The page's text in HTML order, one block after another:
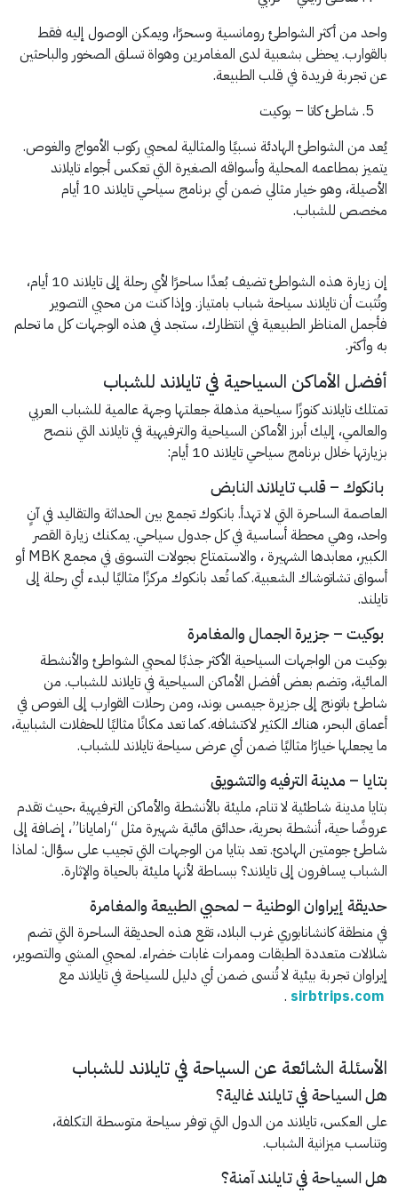
واحد من أكثر الشواطئ رومانسية وسحرًا، ويمكن الوصول إليه فقط
بالقوارب. يحظى بشعبية لدى المغامرين وهواة تسلق الصخور والباحثين
عن تجربة فريدة في قلب الطبيعة.
شاطئ كاتا – بوكيت
يُعد من الشواطئ الهادئة نسبيًا والمثالية لمحبي ركوب الأمواج والغوص.
يتميز بمطاعمه المحلية وأسواقه الصغيرة التي تعكس أجواء تايلاند
الأصيلة، وهو خيار مثالي ضمن أي برنامج سياحي تايلاند 10 أيام
مخصص للشباب.
إن زيارة هذه الشواطئ تضيف بُعدًا ساحرًا لأي رحلة إلى تايلاند 10 أيام،
وتُثبت أن تايلاند سياحة شباب بامتياز. وإذا كنت من محبي التصوير
فأجمل المناظر الطبيعية في انتظارك، ستجد في هذه الوجهات كل ما تحلم
به وأكثر.
أفضل الأماكن السياحية في تايلاند للشباب
تمتلك تايلاند كنوزًا سياحية مذهلة جعلتها وجهة عالمية للشباب العربي
والعالمي، إليك أبرز الأماكن السياحية والترفيهية في تايلاند التي ننصح
بزيارتها خلال برنامج سياحي تايلاند 10 أيام:
بانكوك – قلب تايلاند النابض
العاصمة الساحرة التي لا تهدأ. بانكوك تجمع بين الحداثة والتقاليد في آنٍ
واحد، وهي محطة أساسية في كل جدول سياحي. يمكنك زيارة القصر
الكبير، معابدها الشهيرة ، والاستمتاع بجولات التسوق في مجمع MBK أو
أسواق تشاتوشاك الشعبية. كما تُعد بانكوك مركزًا مثاليًا لبدء أي رحلة إلى
تايلند.
بوكيت – جزيرة الجمال والمغامرة
بوكيت من الواجهات السياحية الأكثر جذبًا لمحبي الشواطئ والأنشطة
المائية، وتضم بعض أفضل الأماكن السياحية في تايلاند للشباب. من
شاطئ باتونج إلى جزيرة جيمس بوند، ومن رحلات القوارب إلى الغوص في
أعماق البحر، هناك الكثير لاكتشافه. كما تعد مكانًا مثاليًا للحفلات الشبابية،
ما يجعلها خيارًا مثاليًا ضمن أي عرض سياحة تايلاند للشباب.
بتايا – مدينة الترفيه والتشويق
بتايا مدينة شاطئية لا تنام، مليئة بالأنشطة والأماكن الترفيهية ،حيث تقدم
عروضًا حية، أنشطة بحرية، حدائق مائية شهيرة مثل “رامايانا”، إضافة إلى
شاطئ جومتين الهادئ. تعد بتايا من الوجهات التي تجيب على سؤال: لماذا
الشباب يسافرون إلى تايلاند؟ ببساطة لأنها مليئة بالحياة والإثارة.
حديقة إيراوان الوطنية – لمحبي الطبيعة والمغامرة
في منطقة كانشانابوري غرب البلاد، تقع هذه الحديقة الساحرة التي تضم
شلالات متعددة الطبقات وممرات غابات خضراء. لمحبي المشي والتصوير،
إيراوان تجربة بيئية لا تُنسى ضمن أي دليل للسياحة في تايلاند مع
sirbtrips.com
.
الأسئلة الشائعة عن السياحة في تايلاند للشباب
هل السياحة في تايلند غالية؟
على العكس، تايلاند من الدول التي توفر سياحة متوسطة التكلفة،
وتناسب ميزانية الشباب.
هل السياحة في تايلند آمنة؟